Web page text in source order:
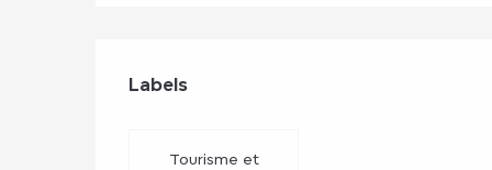
Offres de
Labels
Labels
Tourisme et